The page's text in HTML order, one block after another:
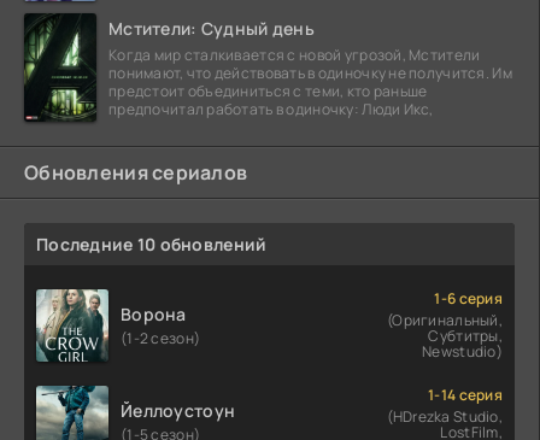
Мстители: Судный день
Когда мир сталкивается с новой угрозой, Мстители
понимают, что действовать в одиночку не получится. Им
предстоит объединиться с теми, кто раньше
предпочитал работать в одиночку: Люди Икс,
Обновления сериалов
Последние 10 обновлений
Ворона
(1-2 сезон)
1-6 серия
(Оригинальный,
Субтитры,
Newstudio)
Йеллоустоун
(1-5 сезон)
1-14 серия
(HDrezka Studio,
LostFilm,